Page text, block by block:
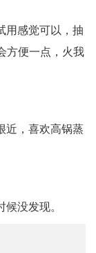
用感觉可以，抽
方便一点，火我
近，喜欢高锅蒸
没发现。